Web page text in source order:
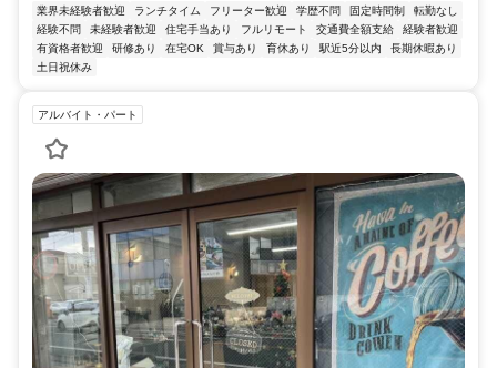
業界未経験者歓迎 ランチタイム フリーター歓迎 学歴不問 固定時間制
転勤なし
経験不問
未経験者歓迎 住宅手当あり フルリモート 交通費全額支給
経験者歓迎
有資格者歓迎
研修あり 在宅OK 賞与あり 育休あり 駅近5分以内
長期休暇あり
土日祝休み
アルバイト・パート